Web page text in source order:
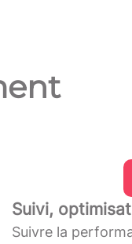
Suivi,
Suivre la